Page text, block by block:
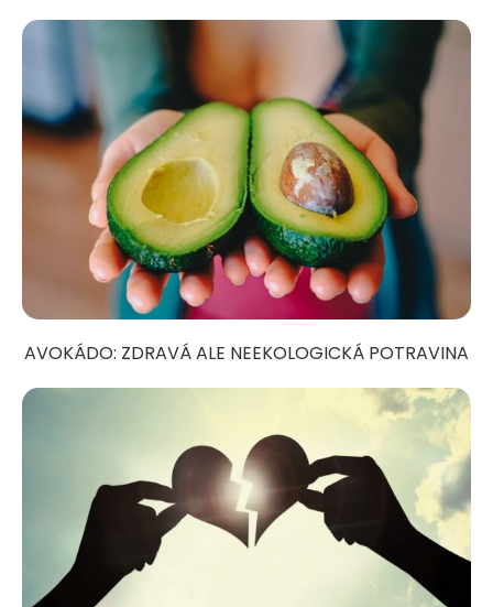
AVOKÁDO: ZDRAVÁ ALE NEEKOLOGICKÁ POTRAVINA